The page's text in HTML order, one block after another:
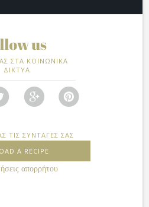
ΣΤΑ ΚΟΙΝΩΝΙΚΑ
ΔΙΚΤΥΑ
ΤΙΣ ΣΥΝΤΑΓΕΣ ΣΑΣ
A RECIPE
απορρήτου